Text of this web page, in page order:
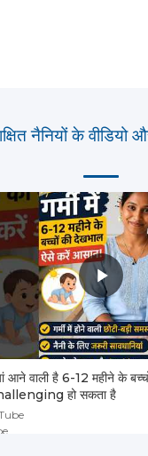
नैनियों के वीडियो
के बच्चों की सही देखभाल ❤️ |
YouTube